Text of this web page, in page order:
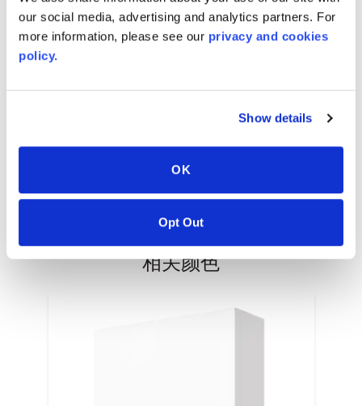
our social media, advertising and analytics partners. For
more information, please see our privacy and cookies
policy.
Show details
OK
Opt Out
AVONITE® 10 YEAR ADVANC3
Warranty
EN
相关颜色